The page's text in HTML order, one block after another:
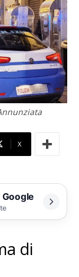
X
di